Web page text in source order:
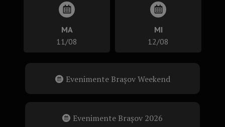
MA
11/08
MI
12/08
Evenimente Brașov Weekend
Evenimente Brașov 2026